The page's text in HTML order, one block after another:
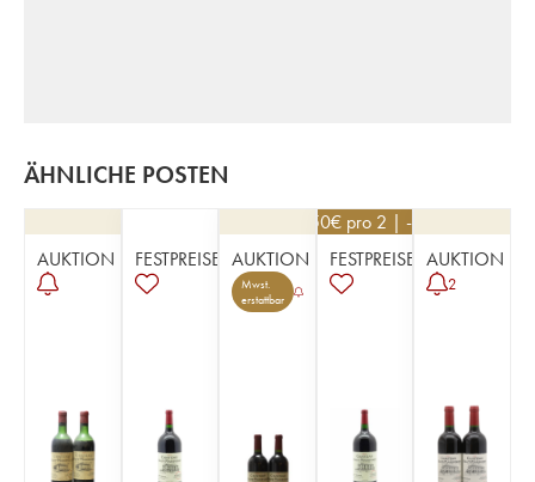
ÄHNLICHE POSTEN
AUKTION FESTPREISE AUKTION
Mwst.
erstattbar
76,50€ pro 2 | -10%
FESTPREISE AUKTION
2